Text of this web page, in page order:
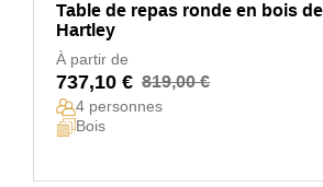
Table de repas ronde en bois
Hartley
À partir de
737,10 € 819,00 €
4 personnes
Bois